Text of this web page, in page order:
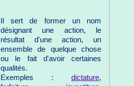
Il sert de former un nom
désignant une action, le
résultat d'une action, un
ensemble de quelque chose
ou le fait d'avoir certaines
qualités.
Exemples : dictature,